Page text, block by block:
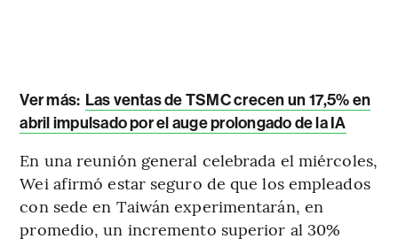
Ver más: Las ventas de TSMC crecen un 17,5% en
abril impulsado por el auge prolongado de la IA
En una reunión general celebrada el miércoles,
Wei afirmó estar seguro de que los empleados
con sede en Taiwán experimentarán, en
promedio, un incremento superior al 30%